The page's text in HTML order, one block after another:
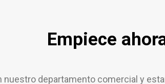
Empiece
nuestro departamento comercial y